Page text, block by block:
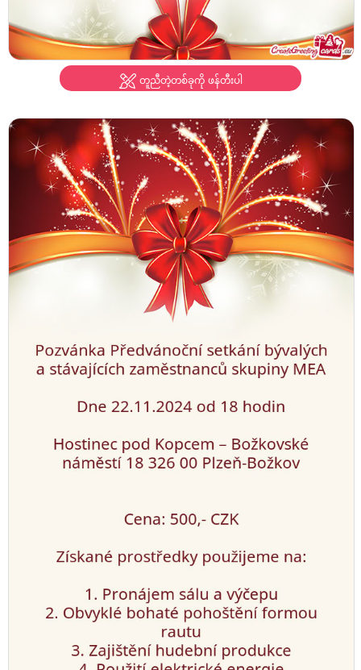
တူညီတဲ့တစ်ခုကို ဖန်တီးပါ